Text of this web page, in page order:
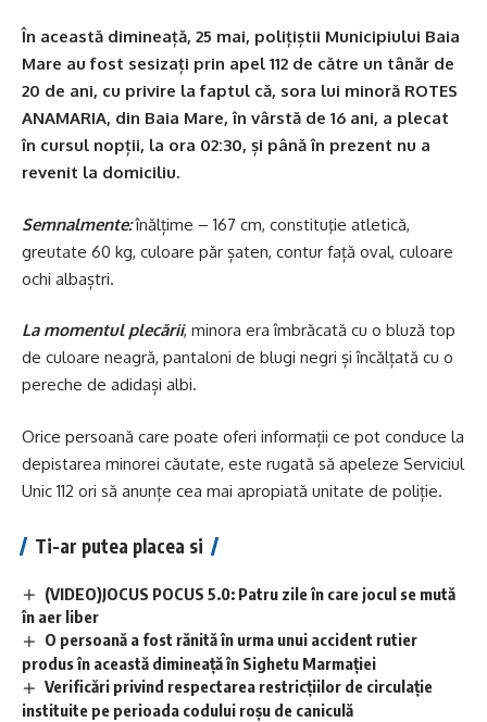
În această dimineață, 25 mai, polițiștii Municipiului Baia
Mare au fost sesizați prin apel 112 de către un tânăr de
20 de ani, cu privire la faptul că, sora lui minoră ROTES
ANAMARIA, din Baia Mare, în vârstă de 16 ani, a plecat
în cursul nopții, la ora 02:30, și până în prezent nu a
revenit la domiciliu.
Semnalmente:înălțime – 167 cm, constituţie atletică,
greutate 60 kg, culoare păr șaten, contur față oval, culoare
ochi albaștri.
La momentul plecării, minora era îmbrăcată cu o bluză top
de culoare neagră, pantaloni de blugi negri și încălțată cu o
pereche de adidași albi.
Orice persoană care poate oferi informații ce pot conduce la
depistarea minorei căutate, este rugată să apeleze Serviciul
Unic 112 ori să anunțe cea mai apropiată unitate de poliție.
Ti-ar putea placea si
(VIDEO)JOCUS POCUS 5.0: Patru zile în care jocul se mută
în aer liber
O persoană a fost rănită în urma unui accident rutier
produs în această dimineață în Sighetu Marmației
Verificări privind respectarea restricțiilor de circulație
instituite pe perioada codului roșu de caniculă